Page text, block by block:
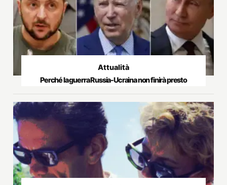
Attualità
Perché la guerra Russia-Ucraina non finirà presto